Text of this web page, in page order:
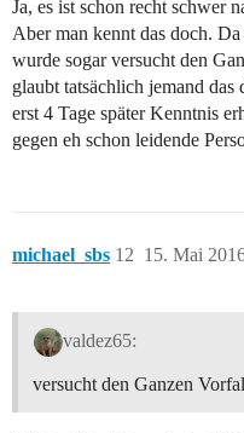
Ja, es ist schon recht schwer
Aber man kennt das doch.
wurde sogar versucht den
glaubt tatsächlich jemand
erst 4 Tage später Kenntnis
gegen eh schon leidende
michael_sbs 15. Mai
12
valdez65:
versucht den Ganzen